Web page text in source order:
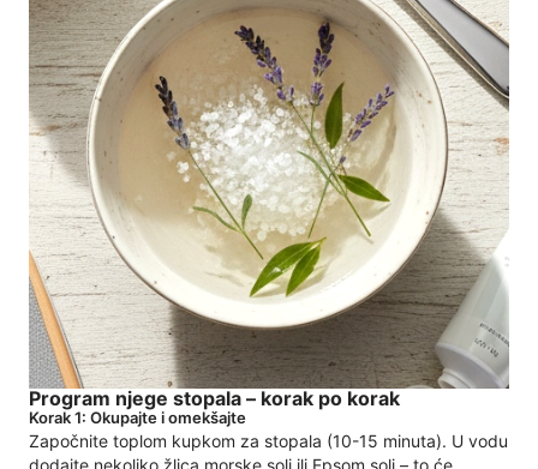
Program njege stopala – korak po korak
Korak 1: Okupajte i omekšajte
Započnite toplom kupkom za stopala (10-15 minuta). U vodu
dodajte nekoliko žlica morske soli ili Epsom soli – to će